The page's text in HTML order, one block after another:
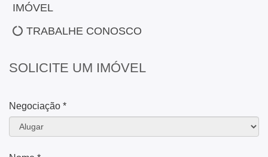
IMÓVEL
TRABALHE CONOSCO
SOLICITE UM IMÓVEL
Negociação *